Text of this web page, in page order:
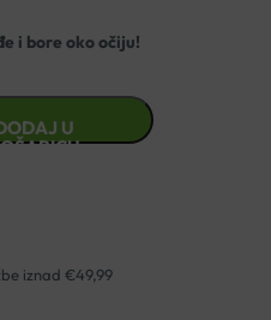
i bore oko očiju!
U
iznad €49,99